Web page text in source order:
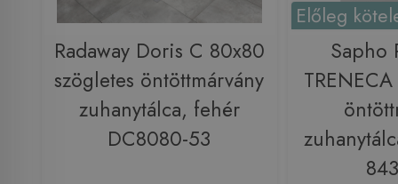
Radaway Doris C 80x80
szögletes öntöttmárvány
zuhanytálca, fehér
DC8080-53
Előleg
Sapho